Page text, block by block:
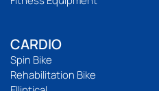
CARDIO
Spin Bike
Rehabilitation Bike